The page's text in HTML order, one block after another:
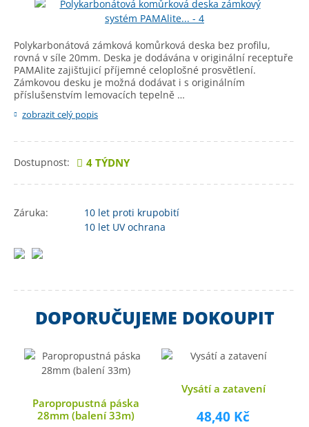
Polykarbonátová zámková komůrková deska bez profilu,
rovná v síle 20mm. Deska je dodávána v originální receptuře
PAMAlite zajišťujicí příjemné celoplošné prosvětlení.
Zámkovou desku je možná dodávat i s originálním
příslušenstvím lemovacích tepelně …
zobrazit celý popis
Dostupnost: 4 TÝDNY
Záruka: 10 let proti krupobití
10 let UV ochrana
DOPORUČUJEME DOKOUPIT
Paropropustná páska
28mm (balení 33m)
Vysátí a zatavení
48,40 Kč